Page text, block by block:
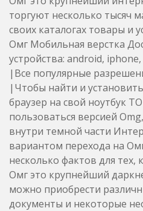
торгуют несколько тысяч
своих каталогах товары и
Омг Мобильная верстка
устройства: android,
|Все популярные
|Чтобы найти и
браузер на свой ноутбук
пользоваться версией
внутри темной части
вариантом перехода на
несколько фактов для тех,
Омг это крупнейший
можно приобрести
документы и некоторые